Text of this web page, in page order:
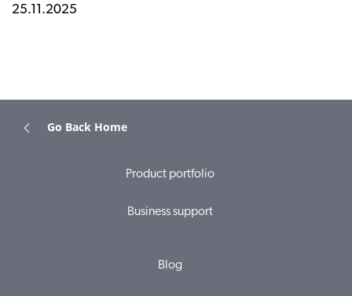
25.11.2025
Go Back Home
Product portfolio
Business support
Blog